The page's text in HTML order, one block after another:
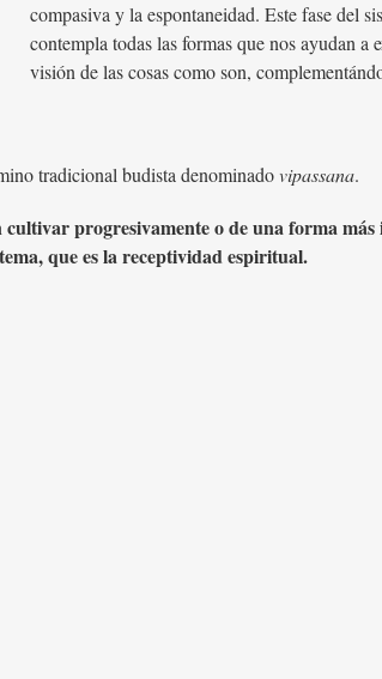
compasiva y la espontaneidad. Este fase del
contempla todas las formas que nos ayudan a
visión de las cosas como son,
tradicional budista denominadovipassana.
progresivamente o de una forma
que es la receptividad espiritual.